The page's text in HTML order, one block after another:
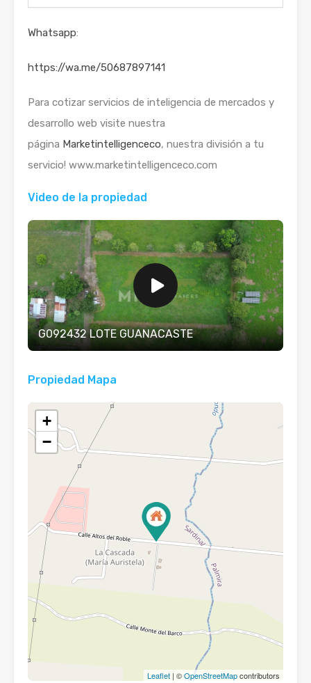
Whatsapp:
https://wa.me/50687897141
Para cotizar servicios de inteligencia de mercados y
desarrollo web visite nuestra
página Marketintelligenceco, nuestra división a tu
servicio! www.marketintelligenceco.com
Video de la propiedad
G092432 LOTE GUANACASTE
Propiedad Mapa
+
−
Leaflet | ©OpenStreetMapcontributors